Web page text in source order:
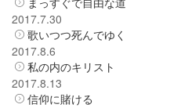
2017.7.30
歌いつつ死んでゆく
2017.8.6
私の内のキリスト
2017.8.13
信仰に賭ける